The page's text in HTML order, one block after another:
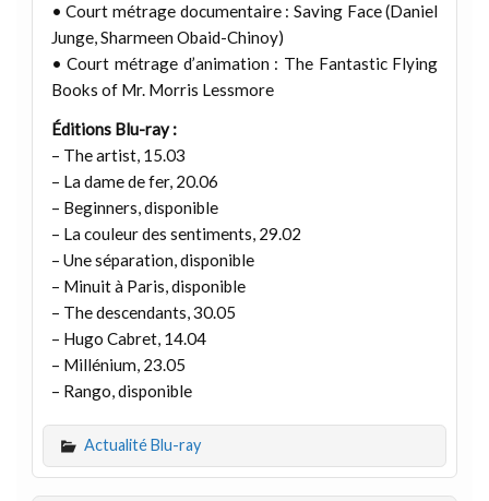
• Court métrage documentaire : Saving Face (Daniel
Junge, Sharmeen Obaid-Chinoy)
• Court métrage d’animation : The Fantastic Flying
Books of Mr. Morris Lessmore
Éditions Blu-ray :
– The artist, 15.03
– La dame de fer, 20.06
– Beginners, disponible
– La couleur des sentiments, 29.02
– Une séparation, disponible
– Minuit à Paris, disponible
– The descendants, 30.05
– Hugo Cabret, 14.04
– Millénium, 23.05
– Rango, disponible
Actualité Blu-ray